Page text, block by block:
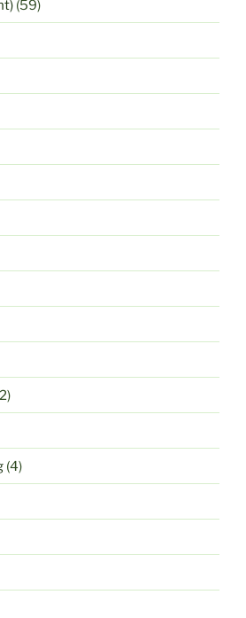
(59)
(4)